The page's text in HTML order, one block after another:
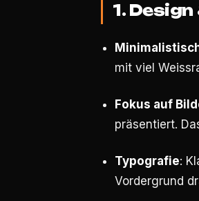
1.
mit viel
Fokus auf
präsentiert.
Typografie:
Vordergrund